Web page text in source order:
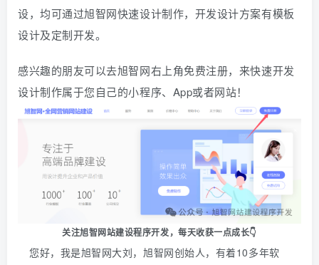
设，均可通过旭智网快速设计制作，开发设计方案有模板
设计及定制开发。
感兴趣的朋友可以去旭智网右上角免费注册， 来快速开发
设计制作属于您自己的小程序、App或者网站！
关注旭智网站建设程序开发，每天收获一点成长👇
您好，我是旭智网大刘，旭智网创始人，有着10多年软